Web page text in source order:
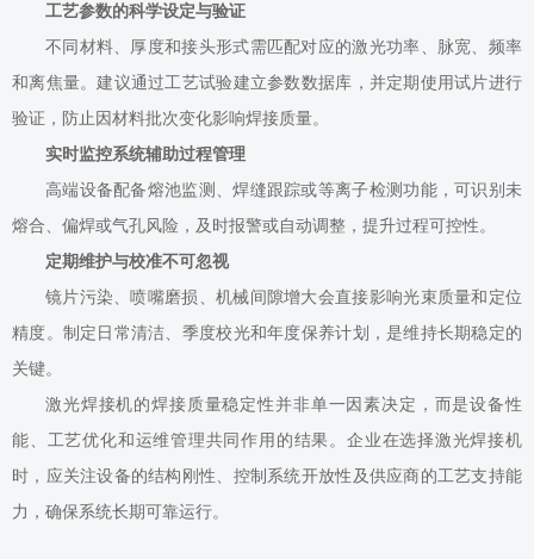
工艺参数的科学设定与验证
不同材料、厚度和接头形式需匹配对应的激光功率、脉宽、频率
和离焦量。建议通过工艺试验建立参数数据库，并定期使用试片进行
验证，防止因材料批次变化影响焊接质量。
实时监控系统辅助过程管理
高端设备配备熔池监测、焊缝跟踪或等离子检测功能，可识别未
熔合、偏焊或气孔风险，及时报警或自动调整，提升过程可控性。
定期维护与校准不可忽视
镜片污染、喷嘴磨损、机械间隙增大会直接影响光束质量和定位
精度。制定日常清洁、季度校光和年度保养计划，是维持长期稳定的
关键。
激光焊接机的焊接质量稳定性并非单一因素决定，而是设备性
能、工艺优化和运维管理共同作用的结果。企业在选择激光焊接机
时，应关注设备的结构刚性、控制系统开放性及供应商的工艺支持能
力，确保系统长期可靠运行。